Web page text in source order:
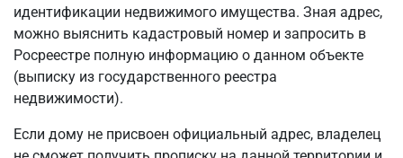
идентификации недвижимого имущества. Зная адрес,
можно выяснить кадастровый номер и запросить в
Росреестре полную информацию о данном объекте
(выписку из государственного реестра
недвижимости).
Если дому не присвоен официальный адрес, владелец